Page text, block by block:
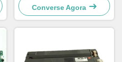
2900837500AH
Converse Agora